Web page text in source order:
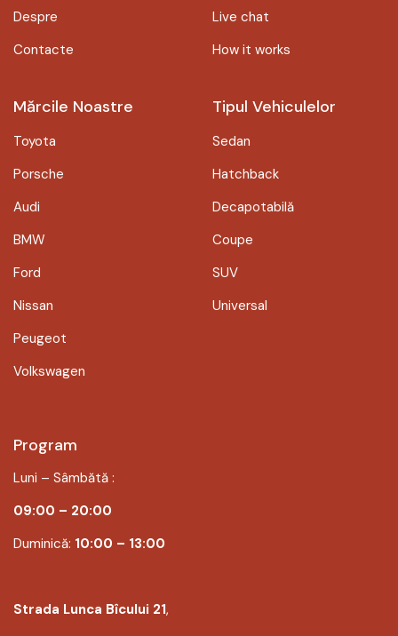
Despre
Contacte
Live chat
How it works
Mărcile Noastre
Toyota
Porsche
Audi
BMW
Ford
Nissan
Peugeot
Volkswagen
Tipul Vehiculelor
Sedan
Hatchback
Decapotabilă
Coupe
SUV
Universal
Program
Luni – Sâmbătă :
09:00 – 20:00
Duminică: 10:00 – 13:00
Strada Lunca Bîcului 21,